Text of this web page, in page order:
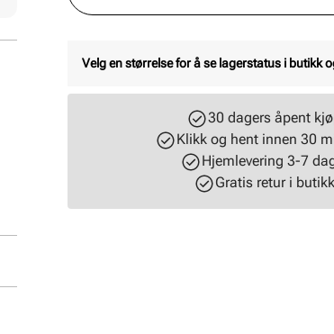
Velg en størrelse for å se lagerstatus i butikk
30 dagers åpent
Klikk og hent innen 30
Hjemlevering 3-7
Gratis retur i butikk